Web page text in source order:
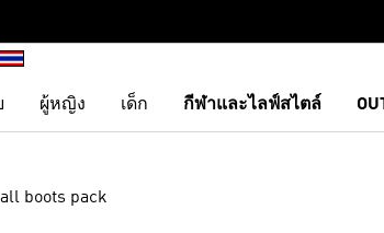
ผู้หญิง เด็ก กีฬาและไลฟ์สไตล์
boots pack